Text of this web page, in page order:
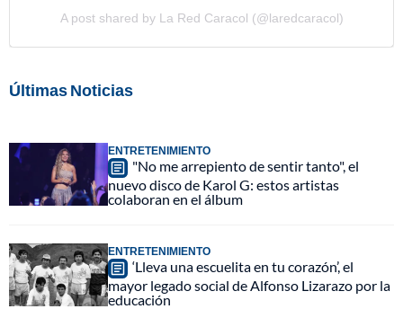
A post shared by La Red Caracol (@laredcaracol)
Últimas Noticias
ENTRETENIMIENTO
"No me arrepiento de sentir tanto", el
nuevo disco de Karol G: estos artistas
colaboran en el álbum
ENTRETENIMIENTO
‘Lleva una escuelita en tu corazón’, el
mayor legado social de Alfonso Lizarazo por la
educación